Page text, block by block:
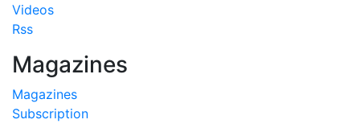
Videos
Rss
Magazines
Magazines
Subscription